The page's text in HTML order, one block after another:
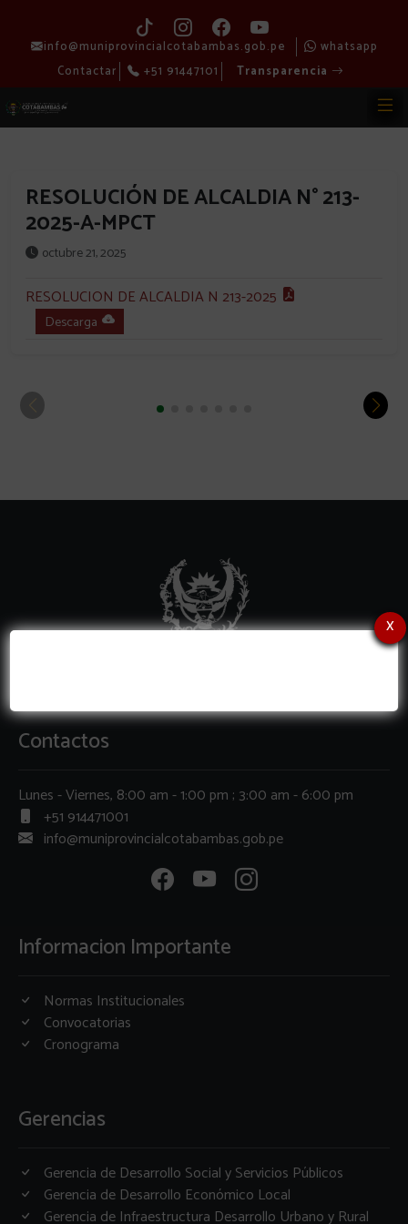
info@muniprovincialcotabambas.gob.pe
whatsapp
Contactar
+51 91447101 Transparencia
RESOLUCIÓN DE ALCALDIA N° 213-
2025-A-MPCT
octubre 21, 2025
RESOLUCION DE ALCALDIA N 213-2025
Descarga
x
Contactos
Lunes - Viernes, 8:00 am - 1:00 pm ; 3:00 am - 6:00 pm
+51 914471001
info@muniprovincialcotabambas.gob.pe
Informacion Importante
Normas Institucionales
Convocatorias
Cronograma
Gerencias
Gerencia de Desarrollo Social y Servicios Públicos
Gerencia de Desarrollo Económico Local
Gerencia de Infraestructura Desarrollo Urbano y Rural